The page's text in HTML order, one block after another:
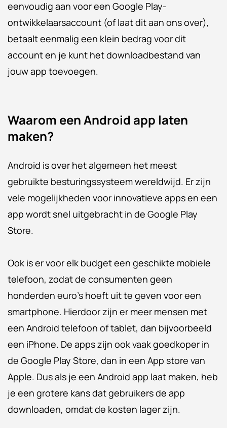
eenvoudig aan voor een Google Play-
ontwikkelaarsaccount (of laat dit aan ons over),
betaalt eenmalig een klein bedrag voor dit
account en je kunt het downloadbestand van
jouw app toevoegen.
Waarom een Android app laten
maken?
Android is over het algemeen het meest
gebruikte besturingssysteem wereldwijd. Er zijn
vele mogelijkheden voor innovatieve apps en een
app wordt snel uitgebracht in de Google Play
Store.
Ook is er voor elk budget een geschikte mobiele
telefoon, zodat de consumenten geen
honderden euro’s hoeft uit te geven voor een
smartphone. Hierdoor zijn er meer mensen met
een Android telefoon of tablet, dan bijvoorbeeld
een iPhone. De apps zijn ook vaak goedkoper in
de Google Play Store, dan in een App store van
Apple. Dus als je een Android app laat maken, heb
je een grotere kans dat gebruikers de app
downloaden, omdat de kosten lager zijn.